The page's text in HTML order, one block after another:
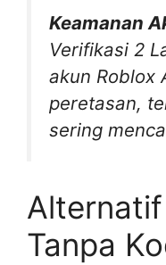
Keamanan
Verifikasi 2
akun Roblox
peretasan,
sering
Alternatif
Tanpa